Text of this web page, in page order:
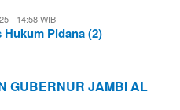
- 14:58 WIB
Pidana (2)
GUBERNUR JAMBI AL